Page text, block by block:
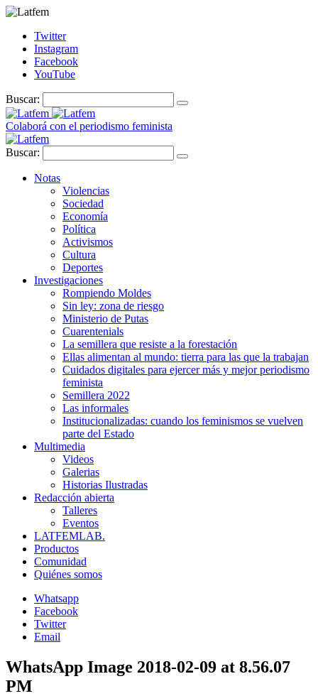
Twitter
Instagram
Facebook
YouTube
Buscar:
Colaborá con el periodismo feminista
Buscar:
Notas
Violencias
Sociedad
Economía
Política
Activismos
Cultura
Deportes
Investigaciones
Rompiendo Moldes
Sin ley: zona de riesgo
Ministerio de Putas
Cuarentenials
La semillera que resiste a la forestación
Ellas alimentan al mundo: tierra para las que la trabajan
Cuidados digitales para ejercer más y mejor periodismo
feminista
Semillera 2022
Las informales
Institucionalizadas: cuando los feminismos se vuelven
parte del Estado
Multimedia
Videos
Galerias
Historias Ilustradas
Redacción abierta
Talleres
Eventos
LATFEMLAB.
Productos
Comunidad
Quiénes somos
Whatsapp
Facebook
Twitter
Email
WhatsApp Image 2018-02-09 at 8.56.07
PM